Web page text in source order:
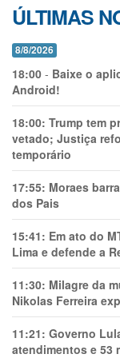
ÚLTIMAS
8/8/2026
18:00 - Baixe o
Android!
18:00: Trump tem
vetado; Justiça
temporário
17:55: Moraes
dos Pais
15:41: Em ato do
Lima e defende a
11:30: Milagre da
Nikolas Ferreira
11:21: Governo
atendimentos e 53